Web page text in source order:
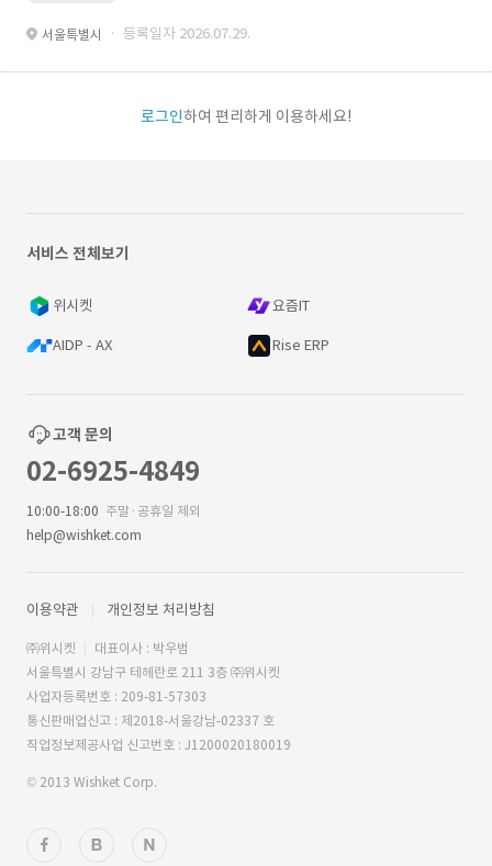
서울특별시 · 등록일자 2026.07.29.
로그인하여 편리하게 이용하세요!
서비스 전체보기
위시켓 요즘IT
AIDP - AX Rise ERP
고객 문의
02-6925-4849
10:00-18:00 주말·공휴일 제외
help@wishket.com
이용약관 개인정보 처리방침
㈜위시켓
대표이사 : 박우범
서울특별시 강남구 테헤란로 211 3층 ㈜위시켓
사업자등록번호 : 209-81-57303
통신판매업신고 : 제2018-서울강남-02337 호
직업정보제공사업 신고번호 : J1200020180019
© 2013 Wishket Corp.